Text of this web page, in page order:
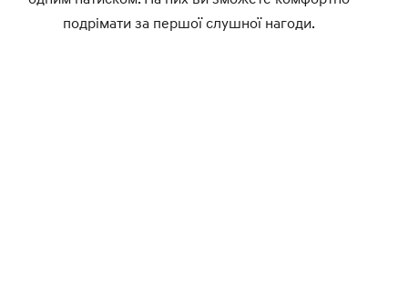
подрімати за першої слушної нагоди.